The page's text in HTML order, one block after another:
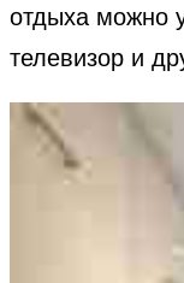
отдыха можно
телевизор и